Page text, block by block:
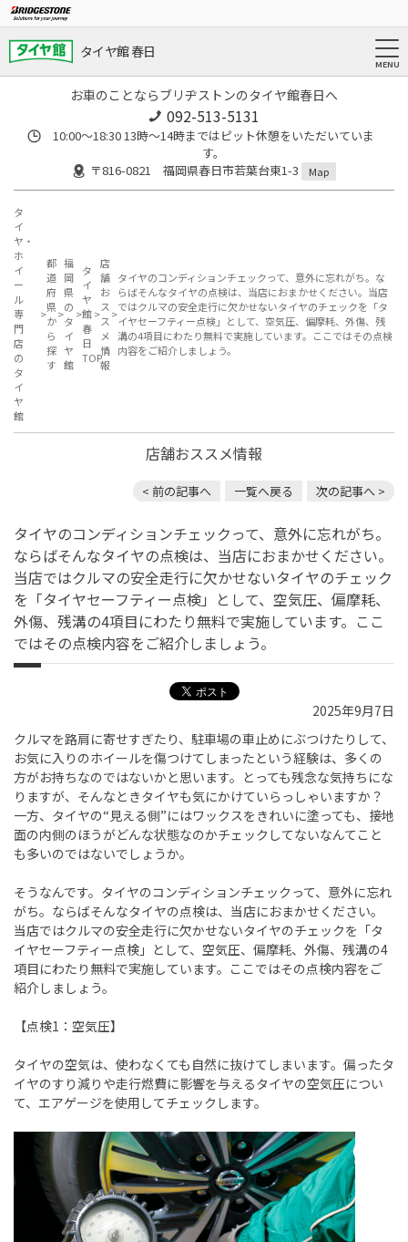
タイヤ館 春日
お車のことならブリヂストンのタイヤ館春日へ
092-513-5131
10:00～18:30 13時〜14時まではピット休憩をいただいていま
す。
〒816-0821 福岡県春日市若葉台東1-3
Map
タ
イ
ヤ・
ホ
イ
ー
ル
専
門
店
の
タ
イ
ヤ
館
都
道
府
県
か
ら
探
す
福
岡
県
の
タ
イ
ヤ
館
タ
イ
ヤ
館
春
日
TOP
店
舗
お
ス
ス
メ
情
報
タイヤのコンディションチェックって、意外に忘れがち。な
らばそんなタイヤの点検は、当店におまかせください。当店
ではクルマの安全走行に欠かせないタイヤのチェックを「タ
イヤセーフティー点検」として、空気圧、偏摩耗、外傷、残
溝の4項目にわたり無料で実施しています。ここではその点検
内容をご紹介しましょう。
店舗おススメ情報
< 前の記事へ 一覧へ戻る 次の記事へ >
タイヤのコンディションチェックって、意外に忘れがち。
ならばそんなタイヤの点検は、当店におまかせください。
当店ではクルマの安全走行に欠かせないタイヤのチェック
を「タイヤセーフティー点検」として、空気圧、偏摩耗、
外傷、残溝の4項目にわたり無料で実施しています。ここ
ではその点検内容をご紹介しましょう。
2025年9月7日
クルマを路肩に寄せすぎたり、駐車場の車止めにぶつけたりして、
お気に入りのホイールを傷つけてしまったという経験は、多くの
方がお持ちなのではないかと思います。とっても残念な気持ちにな
りますが、そんなときタイヤも気にかけていらっしゃいますか？
一方、タイヤの“見える側”にはワックスをきれいに塗っても、接地
面の内側のほうがどんな状態なのかチェックしてないなんてこと
も多いのではないでしょうか。
そうなんです。タイヤのコンディションチェックって、意外に忘れ
がち。ならばそんなタイヤの点検は、当店におまかせください。
当店ではクルマの安全走行に欠かせないタイヤのチェックを「タ
イヤセーフティー点検」として、空気圧、偏摩耗、外傷、残溝の4
項目にわたり無料で実施しています。ここではその点検内容をご
紹介しましょう。
【点検1 ：空気圧】
タイヤの空気は、使わなくても自然に抜けてしまいます。偏ったタ
イヤのすり減りや走行燃費に影響を与えるタイヤの空気圧につい
て、エアゲージを使用してチェックします。